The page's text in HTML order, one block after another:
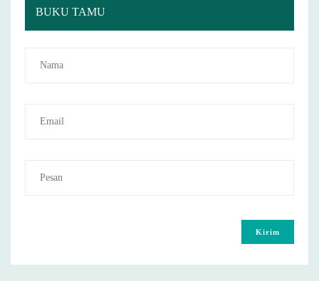
BUKU TAMU